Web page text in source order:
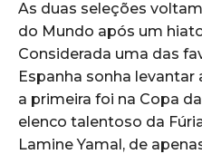
As duas seleções
do Mundo após um
Considerada uma das
Espanha sonha levantar
a primeira foi na Copa
elenco talentoso da
Lamine Yamal, de